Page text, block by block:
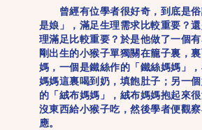
曾經有位學者很好奇，到底是俗
是娘」，滿足生理需求比較重要？
理滿足比較重要？於是他做了一個
剛出生的小猴子單獨關在籠子裏，
媽，一個是鐵絲作的「鐵絲媽媽」
媽媽這裏喝到奶，填飽肚子；另一
的「絨布媽媽」，絨布媽媽抱起來
沒東西給小猴子吃，然後學者便觀
應。